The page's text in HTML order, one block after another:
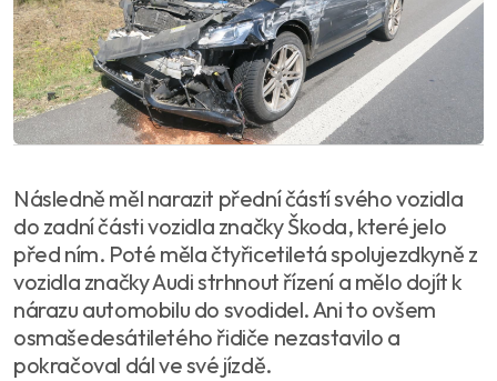
Následně měl narazit přední částí svého vozidla
do zadní části vozidla značky Škoda, které jelo
před ním. Poté měla čtyřicetiletá spolujezdkyně z
vozidla značky Audi strhnout řízení a mělo dojít k
nárazu automobilu do svodidel. Ani to ovšem
osmašedesátiletého řidiče nezastavilo a
pokračoval dál ve své jízdě.